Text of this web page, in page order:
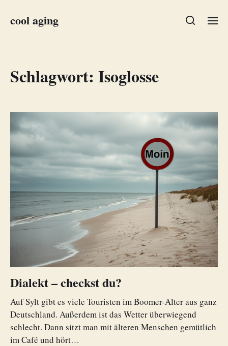
cool aging
Schlagwort: Isoglosse
Dialekt – checkst du?
Auf Sylt gibt es viele Touristen im Boomer-Alter aus ganz
Deutschland. Außerdem ist das Wetter überwiegend
schlecht. Dann sitzt man mit älteren Menschen gemütlich
im Café und hört…